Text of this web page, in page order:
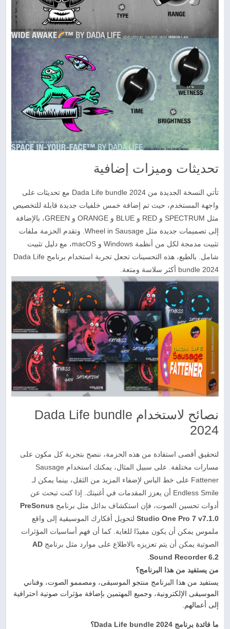
تحديثات وميزات إضافية
تأتي النسخة الجديدة من Dada Life bundle 2024 مع تحديثات على
واجهة المستخدم، حيث تم إضافة خمس خلفيات جديدة قابلة للتخصيص
مثل SPECTRUM و RED و BLUE و ORANGE و GREEN، بالإضافة
إلى تصميمات جديدة مثل Wheel in Sausage. وتقدم الحزمة ملفات
تثبيت مدمجة لكل من أنظمة Windows و macOS، مع دليل تثبيت
شامل. بالطبع، هذه التحسينات تجعل تجربة استخدام برنامج Dada Life
bundle 2024 أكثر سلاسة ومتعة.
نصائح لاستخدام Dada Life bundle
2024
لتحقيق أقصى استفادة من هذه الحزمة، ننصح بتجربة كل مكون على
مسارات مختلفة. على سبيل المثال، يمكنك استخدام Sausage
Fattener على خط الباس لإضفاء المزيد من الثقل، بينما يمكن لـ
Endless Smile أن يعزز المقدمات في أغنيتك. إذا كنت تبحث عن
أدوات تحسين الصوت، فإن استكشاف بدائل مثل برنامج PreSonus
Studio One Pro 7 v7.1.0 لتحويل أفكارك الموسيقية إلى واقع
ملموس يمكن أن يكون مفيدًا للغاية. كما أن فهم أساسيات المؤثرات
الصوتية يمكن أن يتم تعزيزه بالاطلاع على موارد مثل برنامج AD
Sound Recorder 6.2
من يستفيد من هذا البرنامج؟
يستفيد من هذا البرنامج منتجو الموسيقى، ومصممو الصوت، وفناني
الموسيقى الإلكترونية، وجميع المهتمين بإضافة مؤثرات صوتية احترافية
إلى أعمالهم.
ما فائدة برنامج Dada Life bundle 2024؟